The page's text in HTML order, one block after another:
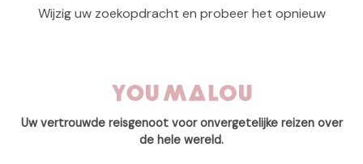
Wijzig uw zoekopdracht en probeer het opnieuw
Uw vertrouwde reisgenoot voor onvergetelijke reizen over
de hele wereld.